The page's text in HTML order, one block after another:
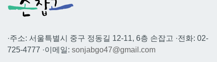
·주소: 서울특별시 중구 정동길 12-11, 6층 손잡고 ·전화: 02-
725-4777 ·이메일: sonjabgo47@gmail.com